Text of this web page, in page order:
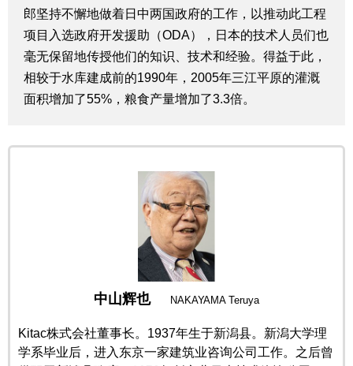
新闻
话题
SNS
郎坚持不懈地做着日中两国政府的工作，以推动此工程
项目入选政府开发援助（ODA），日本的技术人员们也
毫无保留地传授他们的知识、技术和经验。得益于此，
相较于水库建成前的1990年，2005年三江平原的灌溉
面积增加了55%，粮食产量增加了3.3倍。
中山辉也 NAKAYAMA Teruya
Kitac株式会社董事长。1937年生于新潟县。新潟大学理
学系毕业后，进入东京一家建筑业咨询公司工作。之后曾